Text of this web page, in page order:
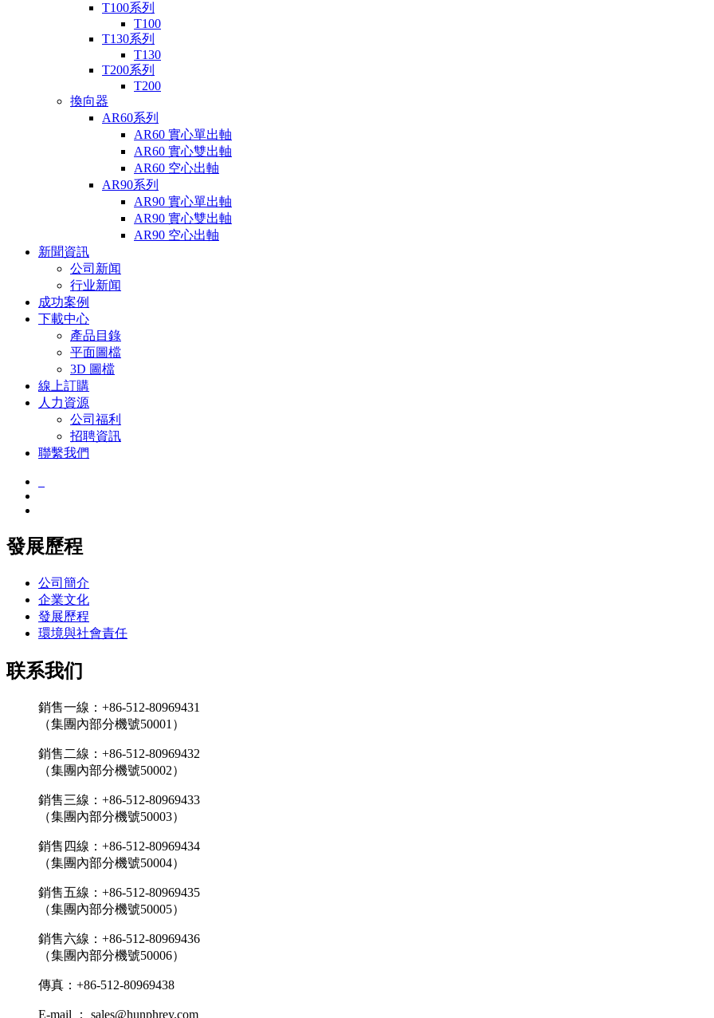
T100系列
T100
T130系列
T130
T200系列
T200
換向器
AR60系列
AR60 實心單出軸
AR60 實心雙出軸
AR60 空心出軸
AR90系列
AR90 實心單出軸
AR90 實心雙出軸
AR90 空心出軸
新聞資訊
公司新闻
行业新闻
成功案例
下載中心
產品目錄
平面圖檔
3D 圖檔
線上訂購
人力資源
公司福利
招聘資訊
聯繫我們
發展歷程
公司簡介
企業文化
發展歷程
環境與社會責任
联系我们
銷售一線：+86-512-80969431
（集團內部分機號50001）
銷售二線：+86-512-80969432
（集團內部分機號50002）
銷售三線：+86-512-80969433
（集團內部分機號50003）
銷售四線：+86-512-80969434
（集團內部分機號50004）
銷售五線：+86-512-80969435
（集團內部分機號50005）
銷售六線：+86-512-80969436
（集團內部分機號50006）
傳真：+86-512-80969438
E-mail ： sales@hunphrey.com